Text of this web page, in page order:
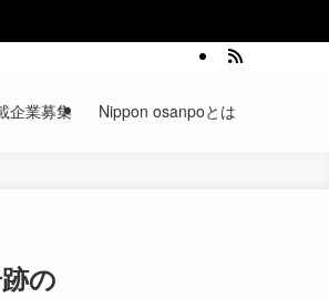
企業募集 Nippon osanpoとは
の